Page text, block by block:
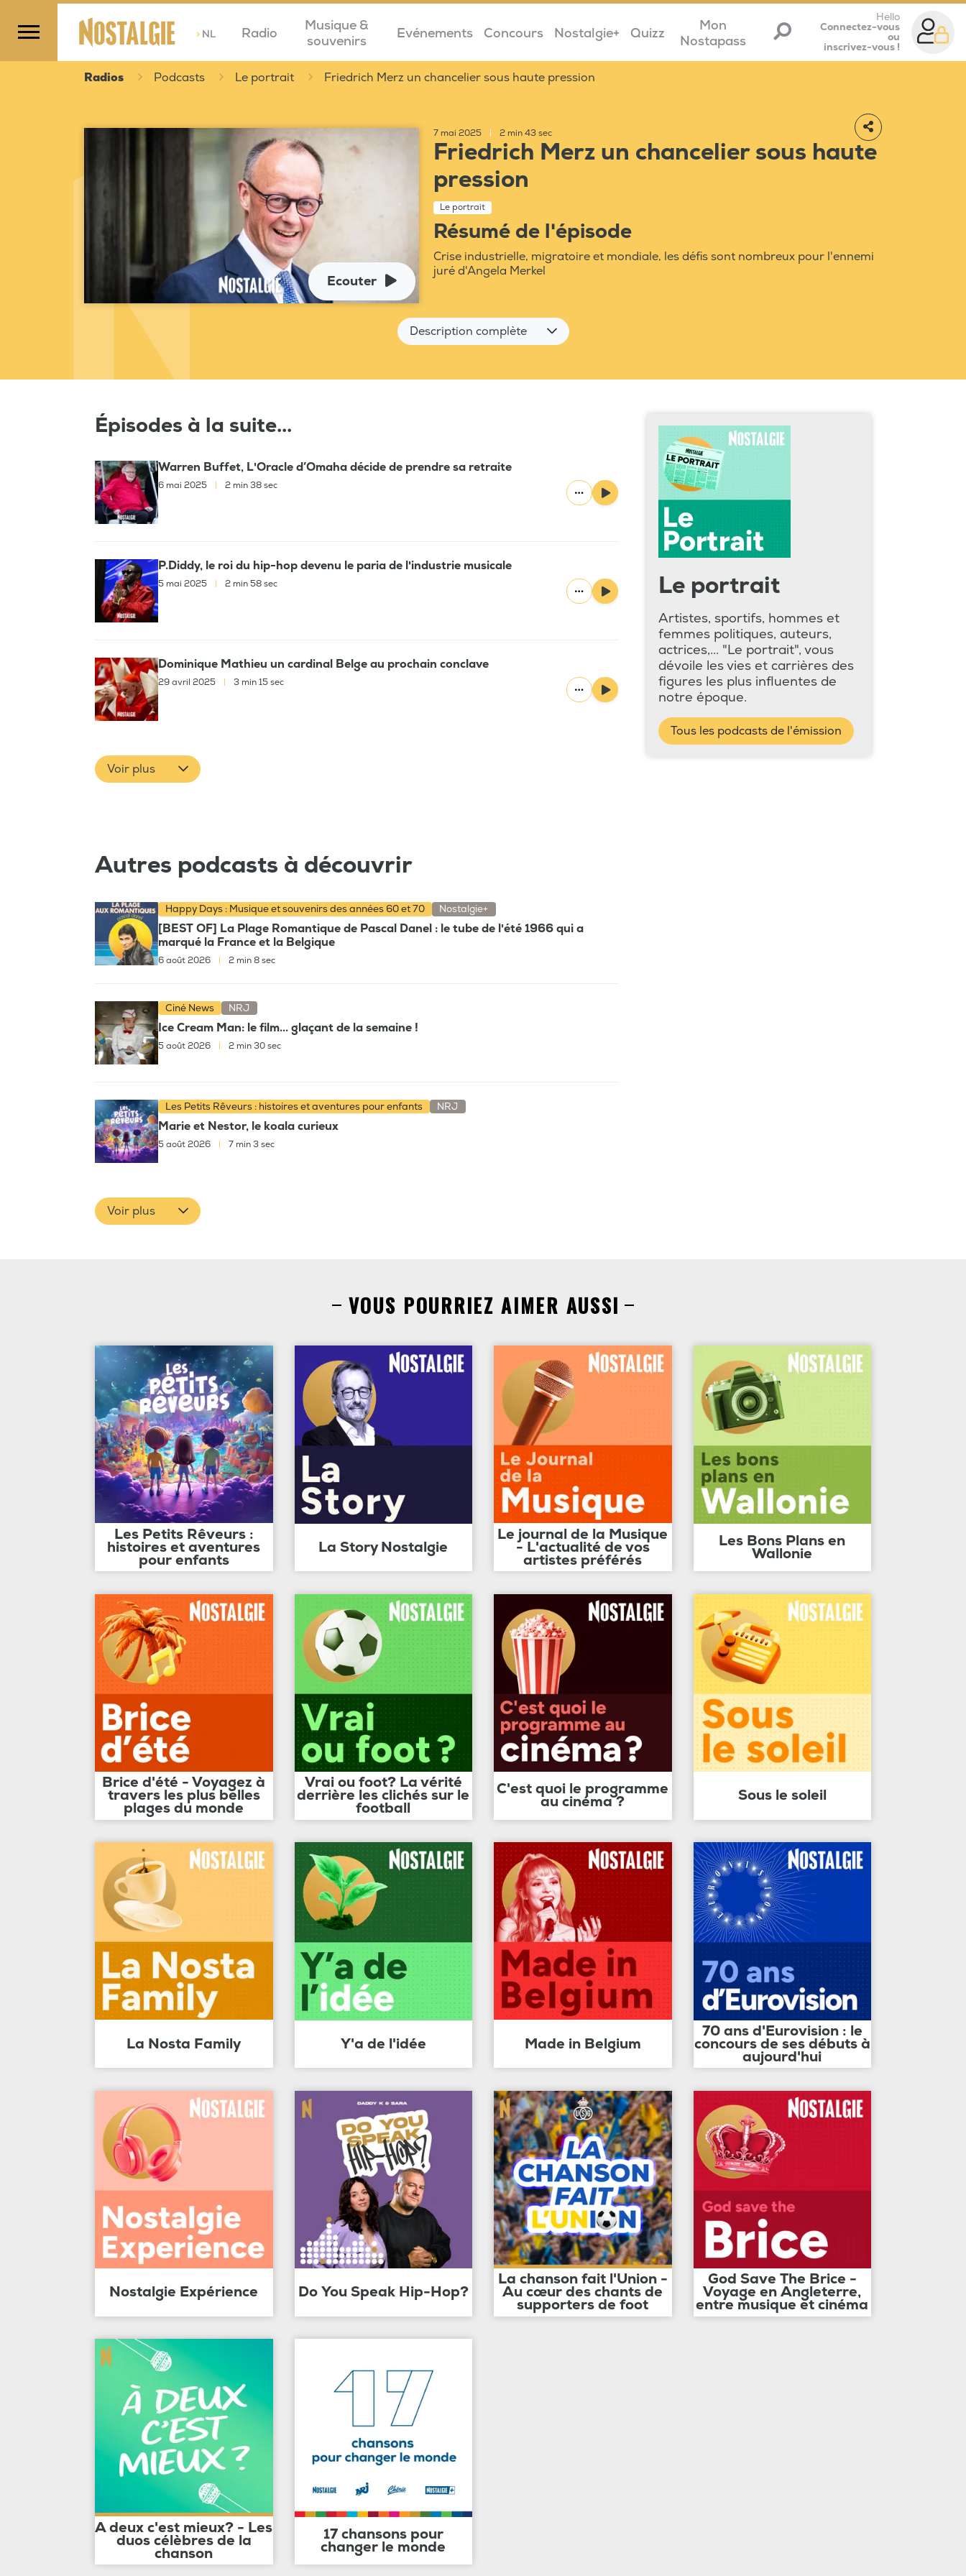
>NL Radio
Musique &
souvenirs
Evénements Concours Nostalgie+ Quizz
Mon
Nostapass
Hello
Connectez-vous
ou
inscrivez-vous !
Radios Podcasts Le portrait Friedrich Merz un chancelier sous haute pression
Ecouter
7 mai 2025 2 min 43 sec
Friedrich Merz un chancelier sous haute
pression
Le portrait
Résumé de l'épisode
Crise industrielle, migratoire et mondiale, les défis sont nombreux pour l'ennemi
juré d'Angela Merkel
Description complète
Épisodes à la suite...
Warren Buffet, L'Oracle d’Omaha décide de prendre sa retraite
6 mai 2025 2 min 38 sec
P.Diddy, le roi du hip-hop devenu le paria de l'industrie musicale
5 mai 2025 2 min 58 sec
Dominique Mathieu un cardinal Belge au prochain conclave
29 avril 2025 3 min 15 sec
Voir plus
Le portrait
Artistes, sportifs, hommes et
femmes politiques, auteurs,
actrices,... "Le portrait", vous
dévoile les vies et carrières des
figures les plus influentes de
notre époque.
Tous les podcasts de l'émission
Autres podcasts à découvrir
Happy Days : Musique et souvenirs des années 60 et 70 Nostalgie+
[BEST OF] La Plage Romantique de Pascal Danel : le tube de l'été 1966 qui a
marqué la France et la Belgique
6 août 2026 2 min 8 sec
Ciné News NRJ
Ice Cream Man: le film... glaçant de la semaine !
5 août 2026 2 min 30 sec
Les Petits Rêveurs : histoires et aventures pour enfants NRJ
Marie et Nestor, le koala curieux
5 août 2026 7 min 3 sec
Voir plus
VOUS POURRIEZ AIMER AUSSI
Les Petits Rêveurs :
histoires et aventures
pour enfants
La Story Nostalgie
Le journal de la Musique
- L'actualité de vos
artistes préférés
Les Bons Plans en
Wallonie
Brice d'été - Voyagez à
travers les plus belles
plages du monde
Vrai ou foot? La vérité
derrière les clichés sur le
football
C'est quoi le programme
au cinéma ? Sous le soleil
La Nosta Family Y'a de l'idée Made in Belgium
70 ans d'Eurovision : le
concours de ses débuts à
aujourd'hui
Nostalgie Expérience Do You Speak Hip-Hop?
La chanson fait l'Union -
Au cœur des chants de
supporters de foot
God Save The Brice -
Voyage en Angleterre,
entre musique et cinéma
A deux c'est mieux? - Les
duos célèbres de la
chanson
17 chansons pour
changer le monde